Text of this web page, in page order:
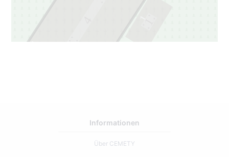
3
Informationen
Über CEMETY